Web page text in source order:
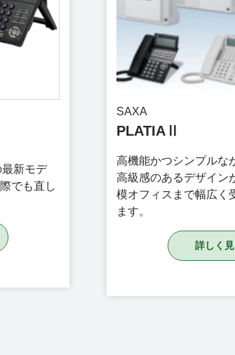
新モデ
でも直し
SAXA
PLATIAⅡ
高機能かつシンプルな
高級感のあるデザイン
模オフィスまで幅広く
ます。
詳しく